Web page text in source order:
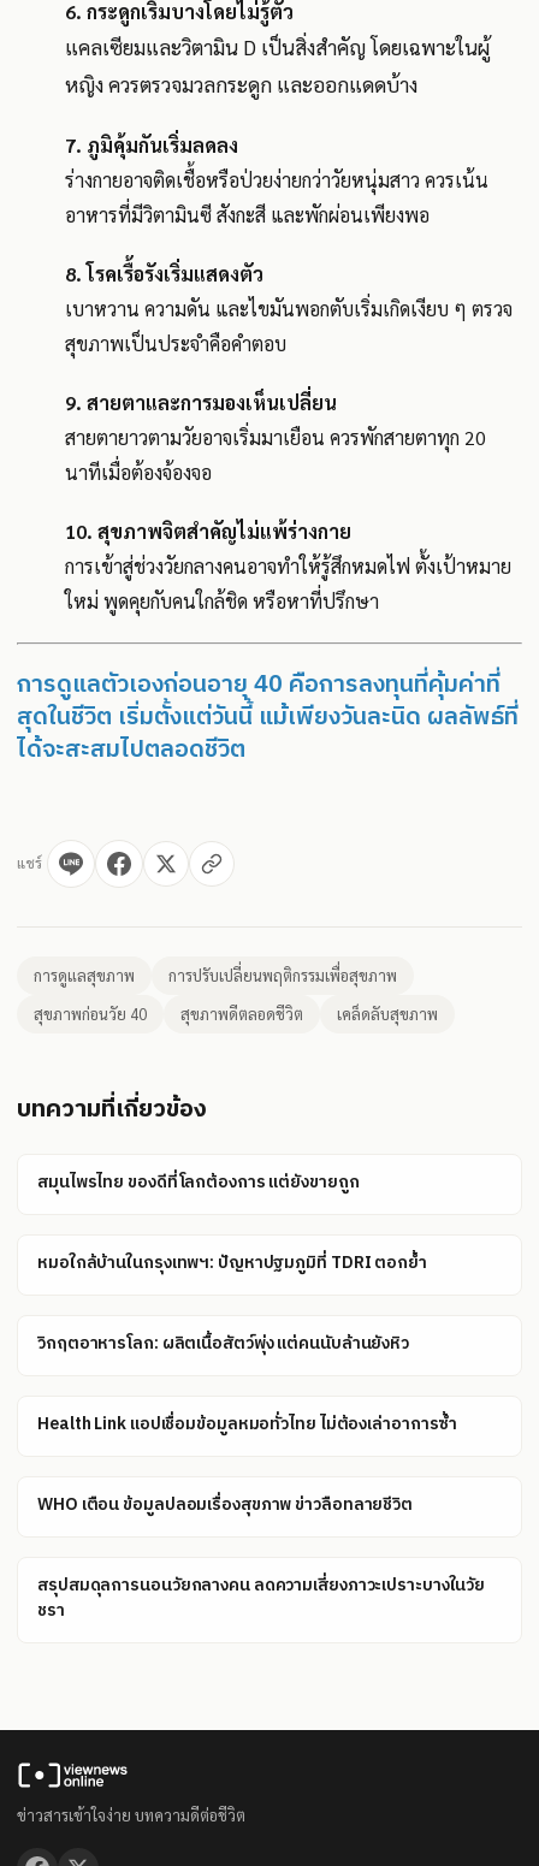
6. กระดูกเริ่มบางโดยไม่รู้ตัว
แคลเซียมและวิตามิน D เป็นสิ่งสำคัญ โดยเฉพาะในผู้
หญิง ควรตรวจมวลกระดูก และออกแดดบ้าง
7. ภูมิคุ้มกันเริ่มลดลง
ร่างกายอาจติดเชื้อหรือป่วยง่ายกว่าวัยหนุ่มสาว ควรเน้น
อาหารที่มีวิตามินซี สังกะสี และพักผ่อนเพียงพอ
8.โรคเรื้อรังเริ่มแสดงตัว
เบาหวาน ความดัน และไขมันพอกตับเริ่มเกิดเงียบ ๆ ตรวจ
สุขภาพเป็นประจำคือคำตอบ
9. สายตาและการมองเห็นเปลี่ยน
สายตายาวตามวัยอาจเริ่มมาเยือน ควรพักสายตาทุก 20
นาทีเมื่อต้องจ้องจอ
10. สุขภาพจิตสำคัญไม่แพ้ร่างกาย
การเข้าสู่ช่วงวัยกลางคนอาจทำให้รู้สึกหมดไฟ ตั้งเป้าหมาย
ใหม่ พูดคุยกับคนใกล้ชิด หรือหาที่ปรึกษา
การดูแลตัวเองก่อนอายุ 40 คือการลงทุนที่คุ้มค่าที่
สุดในชีวิต เริ่มตั้งแต่วันนี้ แม้เพียงวันละนิด ผลลัพธ์ที่
ได้จะสะสมไปตลอดชีวิต
แชร์
การดูแลสุขภาพ
การปรับเปลี่ยนพฤติกรรมเพื่อสุขภาพ
สุขภาพก่อนวัย 40
สุขภาพดีตลอดชีวิต เคล็ดลับสุขภาพ
บทความที่เกี่ยวข้อง
สมุนไพรไทย ของดีที่โลกต้องการ แต่ยังขายถูก
หมอใกล้บ้านในกรุงเทพฯ: ปัญหาปฐมภูมิที่ TDRI ตอกย้ำ
วิกฤตอาหารโลก: ผลิตเนื้อสัตว์พุ่ง แต่คนนับล้านยังหิว
Health Link แอปเชื่อมข้อมูลหมอทั่วไทย ไม่ต้องเล่าอาการซ้ำ
WHO เตือน ข้อมูลปลอมเรื่องสุขภาพ ข่าวลือทลายชีวิต
สรุปสมดุลการนอนวัยกลางคน ลดความเสี่ยงภาวะเปราะบางในวัย
ชรา
ข่าวสารเข้าใจง่าย บทความดีต่อชีวิต